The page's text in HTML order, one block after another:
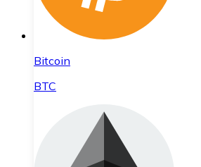
Bitcoin
BTC